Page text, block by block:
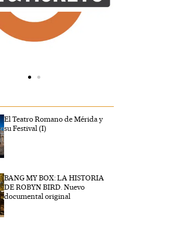
El Teatro Romano de Mérida y
su Festival (I)
BANG MY BOX: LA HISTORIA
DE ROBYN BIRD. Nuevo
documental original